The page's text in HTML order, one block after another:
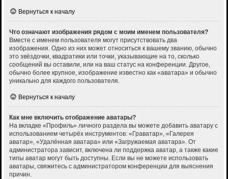
Вернуться к началу
Что означают изображения рядом с моим именем пользователя?
Вместе с именем пользователя могут присутствовать два
изображения. Одно из них может относиться к вашему званию, обычно
это звёздочки, квадратики или точки, указывающие на то, сколько
сообщений вы оставили, или на ваш статус на конференции. Другое,
обычно более крупное, изображение известно как «аватара» и обычно
уникально для каждого пользователя.
Вернуться к началу
Как мне включить отображение аватары?
На вкладке «Профиль» личного раздела вы можете добавить аватару с
использованием четырёх инструментов: «Граватар», «Галерея
аватар», «Удалённая аватара» или «Загружаемая аватара». От
администратора зависит, включена ли поддержка аватар, а также какие
типы аватар могут быть доступны. Если вы не можете использовать
аватары, свяжитесь с администратором конференции для выяснения
причин.